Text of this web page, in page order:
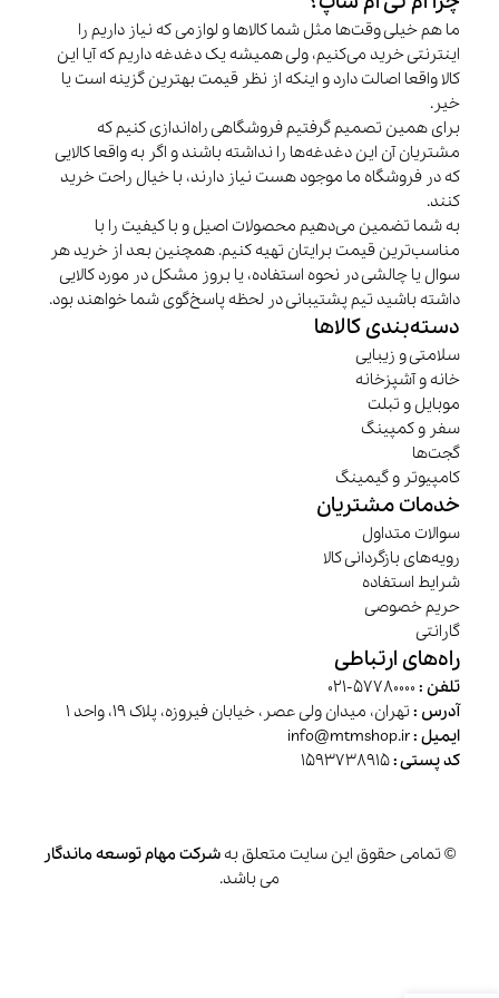
ما هم خیلی وقت‌ها مثل شما کالاها و لوازمی که نیاز داریم را
اینترنتی خرید می‌کنیم، ولی همیشه یک دغدغه داریم که آیا این
کالا واقعا اصالت دارد و اینکه از نظر قیمت بهترین گزینه است یا
خیر.
برای همین تصمیم گرفتیم فروشگاهی راه‌اندازی کنیم که
مشتریان آن این دغدغه‌ها را نداشته باشند و اگر به واقعا کالایی
که در فروشگاه ما موجود هست نیاز دارند، با خیال راحت خرید
کنند.
به شما تضمین می‌دهیم محصولات اصیل و با کیفیت را با
مناسب‌ترین قیمت برایتان تهیه کنیم. همچنین بعد از خرید هر
سوال یا چالشی در نحوه استفاده، یا بروز مشکل در مورد کالایی
داشته باشید تیم پشتیبانی در لحظه پاسخ‌گوی شما خواهند بود.
دسته‌بندی کالاها
سلامتی و زیبایی
خانه و آشپزخانه
موبایل و تبلت
سفر و کمپینگ
گجت‌ها
کامپیوتر و گیمینگ
خدمات مشتریان
سوالات متداول
رویه‌های بازگردانی کالا
شرایط استفاده
حریم خصوصی
گارانتی
راه‌های ارتباطی
تلفن :
آدرس :تهران، میدان ولی عصر، خیابان فیروزه، پلاک 19، واحد 1
ایمیل :
کد پستی :
© تمامی حقوق این سایت متعلق به شرکت مهام توسعه ماندگار
می باشد.